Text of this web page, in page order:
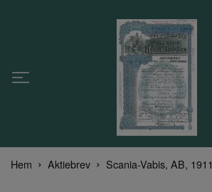
Hem Aktiebrev Scania-Vabis, AB, 1911